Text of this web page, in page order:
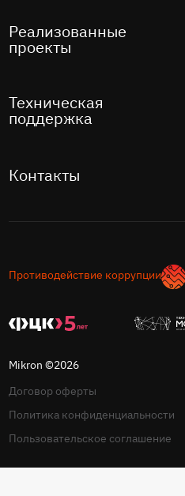
Реализованные
проекты
Техническая
поддержка
Контакты
Противодействие коррупции
Mikron ©2026
Договор оферты
Политика конфиденциальности
Пользовательское соглашение